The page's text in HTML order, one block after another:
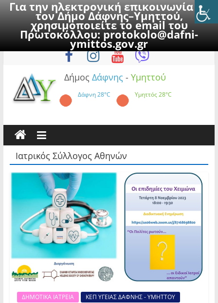
Για την ηλεκτρονική επικοινωνία με
τον Δήμο Δάφνης–Υμηττού,
χρησιμοποιείτε το email του
Πρωτοκόλλου:protokolo@dafni-
ymittos.gov.gr
to
Παρασκευή, 7 Αυγούστου 2026
Δήμος Δάφνης - Υμηττού
Δάφνη28°C Υμηττός28°C
Ιατρικός Σύλλογος Αθηνών
ΔΗΜΟΤΙΚΑ ΙΑΤΡΕΙΑ ΚΕΠ ΥΓΕΙΑΣ ΔΑΦΝΗΣ - ΥΜΗΤΤΟΥ